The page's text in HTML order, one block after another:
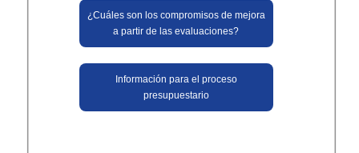
¿Cuáles son los compromisos de mejora
a partir de las evaluaciones?
Información para el proceso
presupuestario